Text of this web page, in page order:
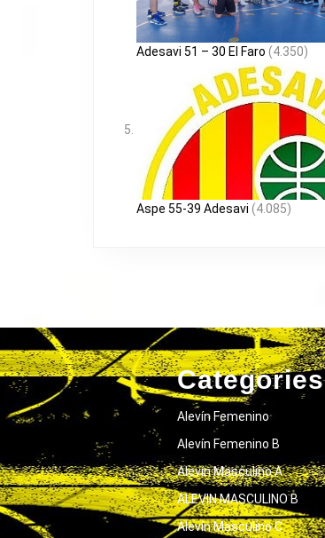
Adesavi 51 – 30 El Faro (4.350)
Aspe 55-39 Adesavi (4.085)
Categories
Alevín Femenino
Alevín Femenino B
Alevín Masculino A
ALEVIN MASCULINO B
Alevín Masculino C